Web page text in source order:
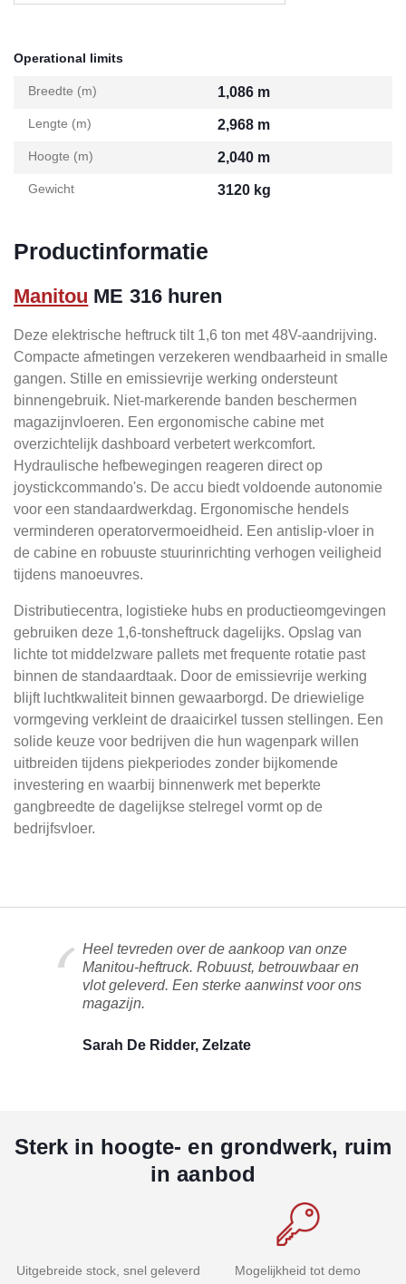
Operational limits
Breedte (m) 1,086 m
Lengte (m) 2,968 m
Hoogte (m) 2,040 m
Gewicht 3120 kg
Productinformatie
Manitou ME 316 huren
Deze elektrische heftruck tilt 1,6 ton met 48V-aandrijving.
Compacte afmetingen verzekeren wendbaarheid in smalle
gangen. Stille en emissievrije werking ondersteunt
binnengebruik. Niet-markerende banden beschermen
magazijnvloeren. Een ergonomische cabine met
overzichtelijk dashboard verbetert werkcomfort.
Hydraulische hefbewegingen reageren direct op
joystickcommando's. De accu biedt voldoende autonomie
voor een standaardwerkdag. Ergonomische hendels
verminderen operatorvermoeidheid. Een antislip-vloer in
de cabine en robuuste stuurinrichting verhogen veiligheid
tijdens manoeuvres.
Distributiecentra, logistieke hubs en productieomgevingen
gebruiken deze 1,6-tonsheftruck dagelijks. Opslag van
lichte tot middelzware pallets met frequente rotatie past
binnen de standaardtaak. Door de emissievrije werking
blijft luchtkwaliteit binnen gewaarborgd. De driewielige
vormgeving verkleint de draaicirkel tussen stellingen. Een
solide keuze voor bedrijven die hun wagenpark willen
uitbreiden tijdens piekperiodes zonder bijkomende
investering en waarbij binnenwerk met beperkte
gangbreedte de dagelijkse stelregel vormt op de
bedrijfsvloer.
Heel tevreden over de aankoop van onze
Manitou-heftruck. Robuust, betrouwbaar en
vlot geleverd. Een sterke aanwinst voor ons
magazijn.
Sarah De Ridder, Zelzate
Sterk in hoogte- en grondwerk, ruim
in aanbod
Uitgebreide stock, snel geleverd Mogelijkheid tot demo